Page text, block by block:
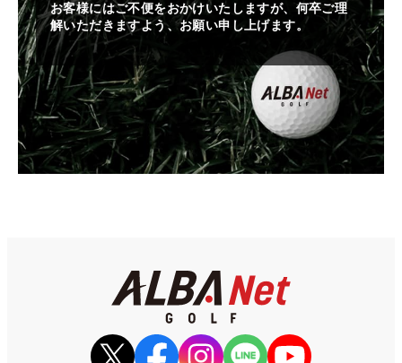
お客様にはご不便をおかけいたしますが、何卒ご理
解いただきますよう、お願い申し上げます。